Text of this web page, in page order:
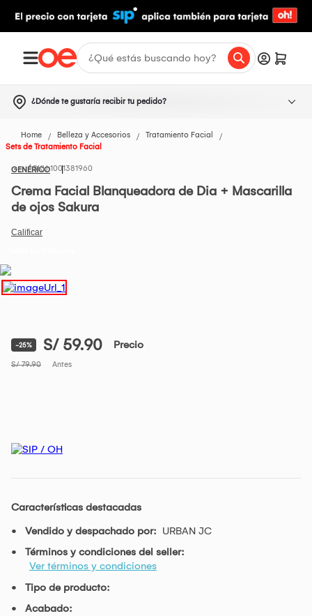
¿Dónde te gustaría recibir tu pedido?
Home Belleza y Accesorios
Tratamiento Facial
Sets de Tratamiento Facial
GENÉRICO1001381960
Crema Facial Blanqueadora de Dia + Mascarilla
de ojos Sakura
-25% S/ 59.90 Precio
S/ 79.90 Antes
Características destacadas
Vendido y despachado por: URBAN JC
Términos y condiciones del seller:
Ver términos y condiciones
Tipo de producto:
Acabado: